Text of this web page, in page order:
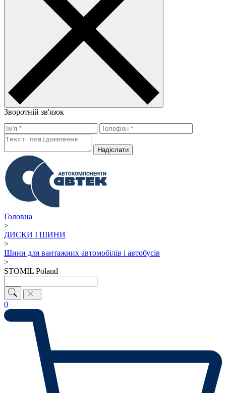
Зворотній зв'язок
Надiслати
Головна
>
ДИСКИ І ШИНИ
>
Шини для вантажних автомобілів і автобусів
>
STOMIL Poland
0